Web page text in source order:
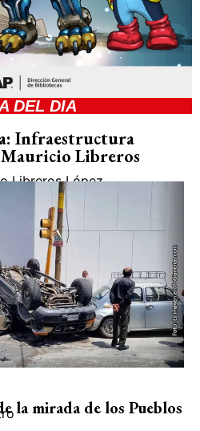
DEL DIA
Infraestructura
Libreros
Libreros López
la mirada de los Pueblos